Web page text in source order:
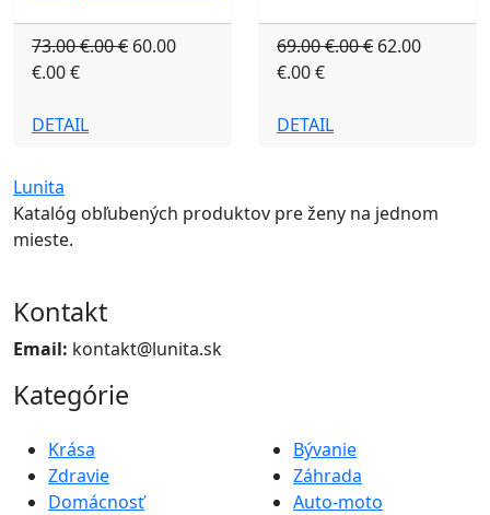
73.00 €.00 € 60.00
€.00 €
DETAIL
69.00 €.00 € 62.00
€.00 €
DETAIL
Lunita
Katalóg obľubených produktov pre ženy na jednom
mieste.
Kontakt
Email: kontakt@lunita.sk
Kategórie
Krása
Zdravie
Domácnosť
Bývanie
Záhrada
Auto-moto